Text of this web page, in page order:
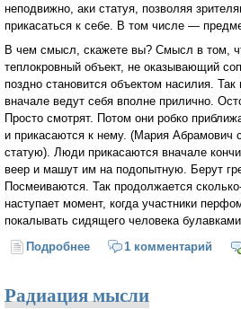
неподвижно, аки статуя, позволяя
прикасаться к себе. В том числе —
В чем смысл, скажете вы? Смысл в том,
теплокровный объект, не оказывающий
поздно становится объектом насилия.
вначале ведут себя вполне прилично.
Просто смотрят. Потом они робко
и прикасаются к нему. (Мария Абрамович
статую). Люди прикасаются вначале
веер и машут им на подопытную. Берут
Посмеиваются. Так продолжается
наступает момент, когда участники
покалывать сидящего человека булавками.
Подробнее о Кто-кто в теремочке
1 комментарий
Радиация мысли